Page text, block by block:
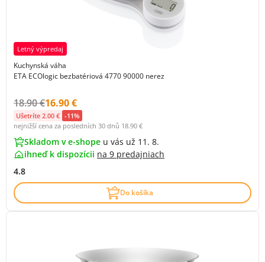
Letný výpredaj
Kuchynská váha
ETA ECOlogic bezbatériová 4770 90000 nerez
Původní cena s DPH:
18.90 €Cena s DPH:
16.90 €
Ušetríte 2.00 € -11%
nejnižší cena za posledních 30 dnů 18.90 €
Skladom v e-shope u vás už 11. 8.
ihneď k dispozícii na 9 predajniach
4.8
Do košíka